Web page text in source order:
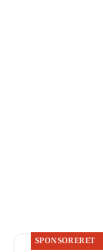
SPONSORERET